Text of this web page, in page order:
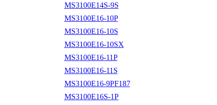
MS3100E14S-9S
MS3100E16-10P
MS3100E16-10S
MS3100E16-10SX
MS3100E16-11P
MS3100E16-11S
MS3100E16-9PF187
MS3100E16S-1P